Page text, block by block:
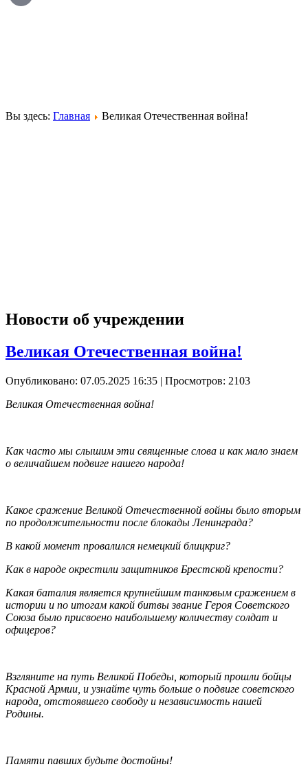
Вы здесь: Главная Великая Отечественная война!
Новости об учреждении
Великая Отечественная война!
Опубликовано: 07.05.2025 16:35 | Просмотров: 2103
Великая Отечественная война!
Как часто мы слышим эти священные слова и как мало знаем
о величайшем подвиге нашего народа!
Какое сражение Великой Отечественной войны было вторым
по продолжительности после блокады Ленинграда?
В какой момент провалился немецкий блицкриг?
Как в народе окрестили защитников Брестской крепости?
Какая баталия является крупнейшим танковым сражением в
истории и по итогам какой битвы звание Героя Советского
Союза было присвоено наибольшему количеству солдат и
офицеров?
Взгляните на путь Великой Победы, который прошли бойцы
Красной Армии, и узнайте чуть больше о подвиге советского
народа, отстоявшего свободу и независимость нашей
Родины.
Памяти павших будьте достойны!